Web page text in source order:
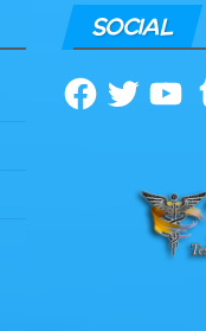
SOCIAL
Facebook
Twitter